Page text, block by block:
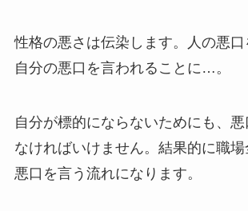
性格の悪さは伝染します。人の悪口
自分の悪口を言われることに…。
自分が標的にならないためにも、
なければいけません。結果的に職
悪口を言う流れになります。